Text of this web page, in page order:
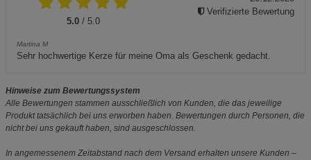
5.0 / 5.0
Martina M
Sehr hochwertige Kerze für meine Oma als Geschenk gedacht.
Verifizierte Bewertung
Hinweise zum Bewertungssystem
Alle Bewertungen stammen ausschließlich von Kunden, die das jeweilige
Produkt tatsächlich bei uns erworben haben. Bewertungen durch Personen, die
nicht bei uns gekauft haben, sind ausgeschlossen.
In angemessenem Zeitabstand nach dem Versand erhalten unsere Kunden –